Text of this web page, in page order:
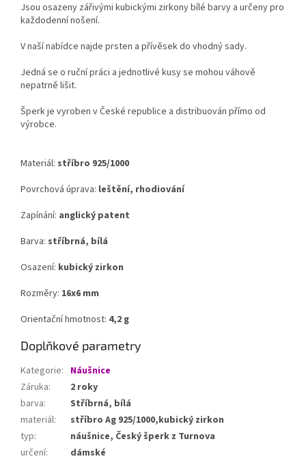
Jsou osazeny zářivými kubickými zirkony bílé barvy a určeny pro
každodenní nošení.
V naší nabídce najde prsten a přívěsek do vhodný sady.
Jedná se o ruční práci a jednotlivé kusy se mohou váhově
nepatrně lišit.
Šperk je vyroben v České republice a distribuován přímo od
výrobce.
Materiál: stříbro 925/1000
Povrchová úprava: leštění, rhodiování
Zapínání: anglický patent
Barva: stříbrná, bílá
Osazení: kubický zirkon
Rozměry: 16x6 mm
Orientační hmotnost: 4,2 g
Doplňkové parametry
Kategorie: Náušnice
Záruka:
2 roky
barva:
Stříbrná, bílá
materiál:
stříbro Ag 925/1000,kubický zirkon
typ:
náušnice, Český šperk z Turnova
určení:
dámské